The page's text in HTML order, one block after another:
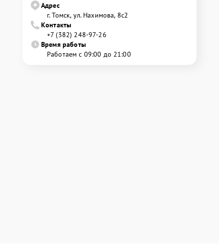
Адрес
г. Томск, ул. Нахимова, 8с2
Контакты
+7 (382) 248-97-26
Время работы
Работаем с 09:00 до 21:00